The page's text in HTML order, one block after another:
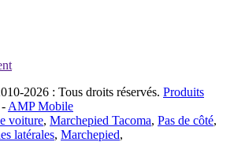
2026 : Tous droits réservés. Produits
- AMP Mobile
voiture, Marchepied Tacoma, Pas de côté,
latérales, Marchepied,